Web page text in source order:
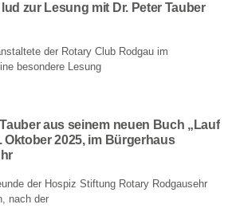
zur Lesung mit Dr. Peter Tauber
der Rotary Club Rodgau im
besondere Lesung
aus seinem neuen Buch „Lauf
Oktober 2025, im Bürgerhaus
der Hospiz Stiftung Rotary Rodgausehr
nach der